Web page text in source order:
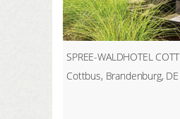
SPREE-WALDHOTEL
Cottbus, Brandenburg, DE